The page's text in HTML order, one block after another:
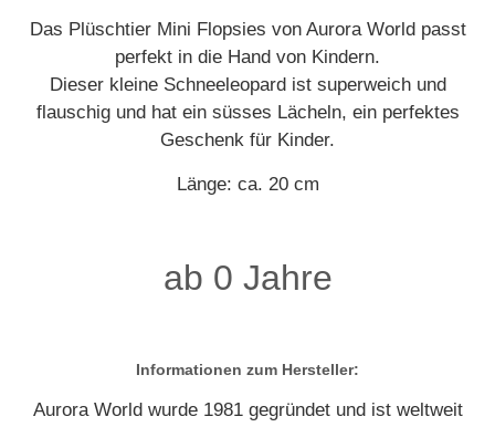
Das Plüschtier Mini Flopsies von Aurora World passt
perfekt in die Hand von Kindern.
Dieser kleine Schneeleopard ist superweich und
flauschig und hat ein süsses Lächeln, ein perfektes
Geschenk für Kinder.
Länge: ca. 20 cm
ab 0 Jahre
Informationen zum Hersteller:
Aurora World wurde 1981 gegründet und ist weltweit